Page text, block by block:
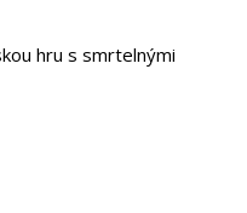
hru s smrtelnými